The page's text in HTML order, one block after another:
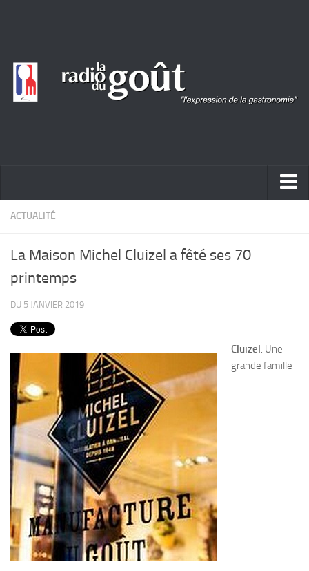
ACTUALITÉ
Entrées
Plats
Desserts
Sauces
ACTUALITÉ
La Maison Michel Cluizel a fêté ses 70
printemps
DU 5 JANVIER 2019
Cluizel . Une
grande famille